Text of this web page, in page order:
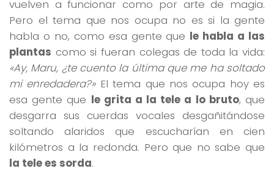
vuelven a funcionar como por arte de magia.
Pero el tema que nos ocupa no es si la gente
habla o no, como esa gente que le habla a las
plantas como si fueran colegas de toda la vida:
«Ay, Maru, ¿te cuento la última que me ha soltado
mi enredadera?»El tema que nos ocupa hoy es
esa gente que le grita a la tele a lo bruto, que
desgarra sus cuerdas vocales desgañitándose
soltando alaridos que escucharían en cien
kilómetros a la redonda. Pero que no sabe que
la tele es sorda.